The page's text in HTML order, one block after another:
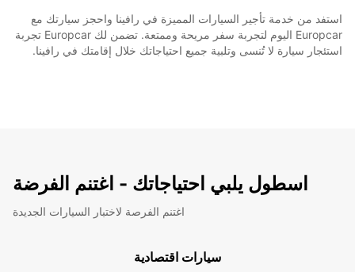
استفد من خدمة تأجير السيارات المميزة في رافينا واحجز سيارتك مع
Europcar اليوم لتجربة سفر مريحة وممتعة. تضمن لك Europcar تجربة
استئجار سيارة لا تُنسى وتلبية جميع احتياجاتك خلال إقامتك في رافينا.
اسطول يلبي احتياجاتك - اغتنم الفرضة
اغتنم الفرصة لاختبار السيارات الجديدة
سيارات اقتصادية